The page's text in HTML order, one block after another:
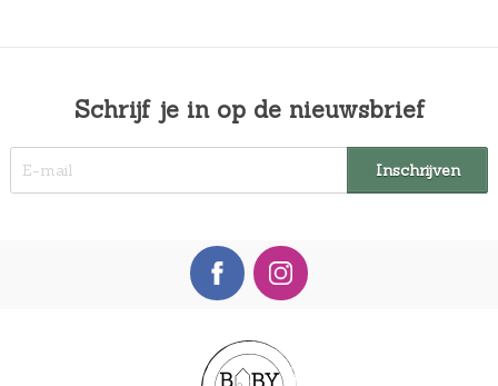
Schrijf je in op de nieuwsbrief